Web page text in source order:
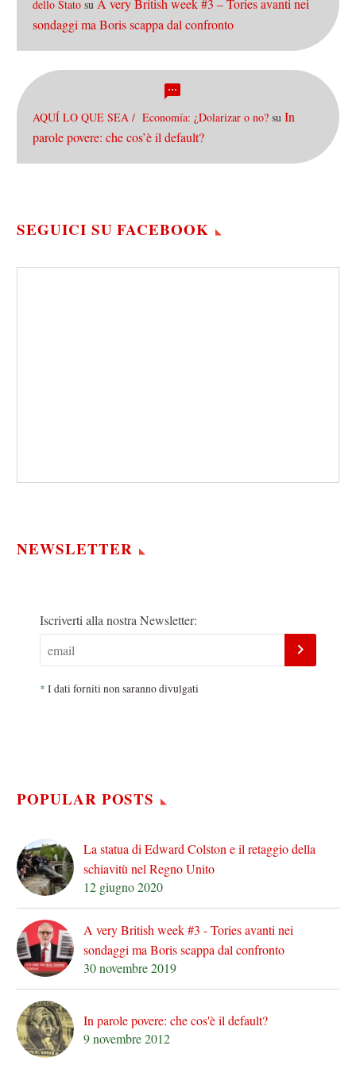
dello Stato su A very British week #3 – Tories avanti nei
sondaggi ma Boris scappa dal confronto
AQUÍ LO QUE SEA / Economía: ¿Dolarizar o no? su In
parole povere: che cos’è il default?
SEGUICI SU FACEBOOK
NEWSLETTER
Iscriverti alla nostra Newsletter:
* I dati forniti non saranno divulgati
POPULAR POSTS
La statua di Edward Colston e il retaggio della
schiavitù nel Regno Unito
12 giugno 2020
A very British week #3 - Tories avanti nei
sondaggi ma Boris scappa dal confronto
30 novembre 2019
In parole povere: che cos'è il default?
9 novembre 2012